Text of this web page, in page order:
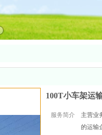
100T小车架运
服务简介
主营业
的运输